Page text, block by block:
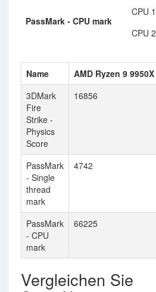
PassMark - CPU mark
CPU 1
CPU 2
Name AMD Ryzen 9 9950X
3DMark
Fire
Strike -
Physics
Score
16856
PassMark
- Single
thread
mark
4742
PassMark
- CPU
mark
66225
Vergleichen Sie